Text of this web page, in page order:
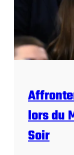
V
c
t
r
n
n
:
D
lors du
Soir